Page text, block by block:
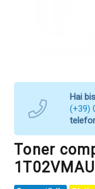
Hai
(+39)
Toner